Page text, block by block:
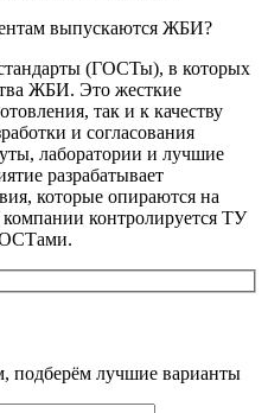
выпускаются ЖБИ?
(ГОСТы), в которых
ЖБИ. Это жесткие
так и к качеству
и согласования
лаборатории и лучшие
разрабатывает
которые опираются на
контролируется ТУ
подберём лучшие варианты